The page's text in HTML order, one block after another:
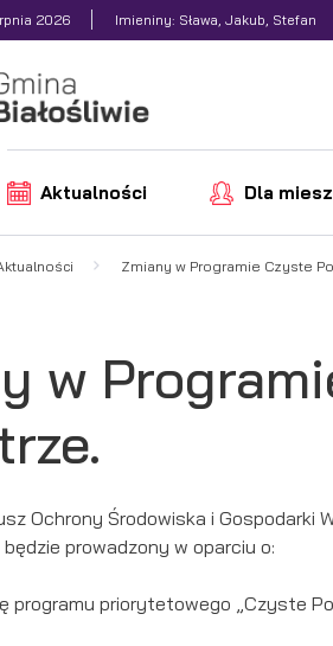
czcionki.
strony.
2026 Imieniny: Sława, Jakub, Stefan
Aktualności Dla
Zmiany w Programie Czyste
w
Ochrony Środowiska i Gospodarki
prowadzony w oparciu o:
programu priorytetowego „Czyste